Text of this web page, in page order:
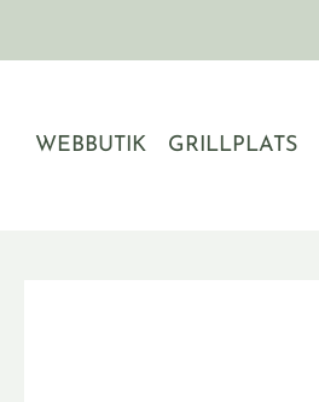
WEBBUTIK GRILLPLATS